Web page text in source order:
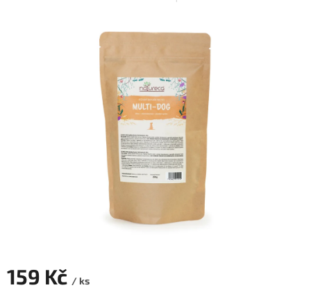
159 Kč / ks